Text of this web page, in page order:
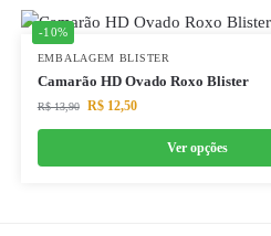
-10%
EMBALAGEM BLISTER
Camarão HD Ovado Roxo Blister
R$13,90 R$12,50
Ver opções